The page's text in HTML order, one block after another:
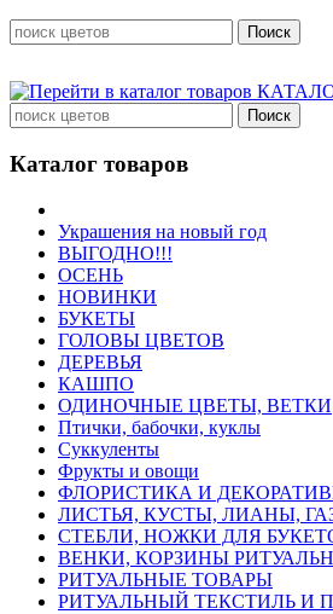
Каталог товаров
Украшения на новый год
ВЫГОДНО!!!
ОСЕНЬ
НОВИНКИ
БУКЕТЫ
ГОЛОВЫ ЦВЕТОВ
ДЕРЕВЬЯ
КАШПО
ОДИНОЧНЫЕ ЦВЕТЫ, ВЕТКИ
Птички, бабочки, куклы
Суккуленты
Фрукты и овощи
ФЛОРИСТИКА И
ЛИСТЬЯ, КУСТЫ, ЛИАНЫ,
СТЕБЛИ, НОЖКИ ДЛЯ
ВЕНКИ, КОРЗИНЫ
РИТУАЛЬНЫЕ ТОВАРЫ
РИТУАЛЬНЫЙ ТЕКСТИЛЬ И